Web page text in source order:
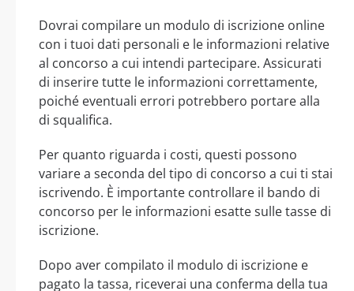
Dovrai compilare un modulo di iscrizione online
con i tuoi dati personali e le informazioni relative
al concorso a cui intendi partecipare. Assicurati
di inserire tutte le informazioni correttamente,
poiché eventuali errori potrebbero portare alla
di squalifica.
Per quanto riguarda i costi, questi possono
variare a seconda del tipo di concorso a cui ti stai
iscrivendo. È importante controllare il bando di
concorso per le informazioni esatte sulle tasse di
iscrizione.
Dopo aver compilato il modulo di iscrizione e
pagato la tassa, riceverai una conferma della tua